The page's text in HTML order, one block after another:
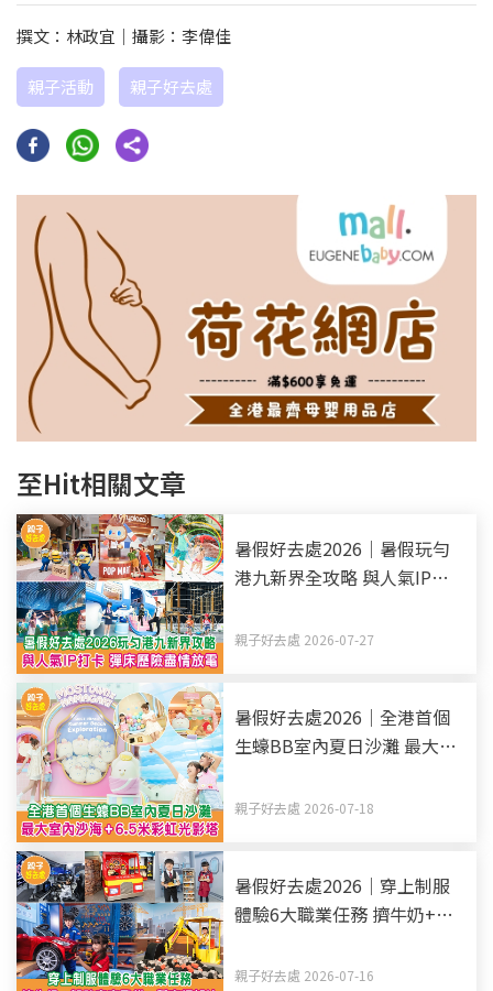
撰文：林政宜｜攝影：李偉佳
親子活動 親子好去處
至Hit相關文章
暑假好去處2026｜暑假玩勻
港九新界全攻略 與人氣IP打
更新）
親子好去處 2026-07-27
暑假好去處2026｜全港首個
生蠔BB室內夏日沙灘 最大室
親子好去處 2026-07-18
暑假好去處2026｜穿上制服
體驗6大職業任務 擠牛奶+駕
親子好去處 2026-07-16